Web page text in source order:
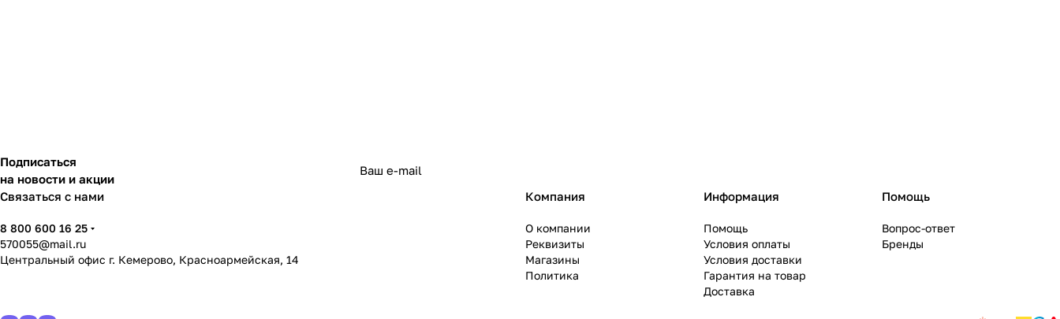
Подписаться
на новости и акции
Связаться с нами
8 800 600 16 25
570055@mail.ru
Центральный офис г. Кемерово, Красноармейская, 14
Компания
О компании
Реквизиты
Магазины
Политика
Информация
Помощь
Условия оплаты
Условия доставки
Гарантия на товар
Доставка
Помощь
Вопрос-ответ
Бренды